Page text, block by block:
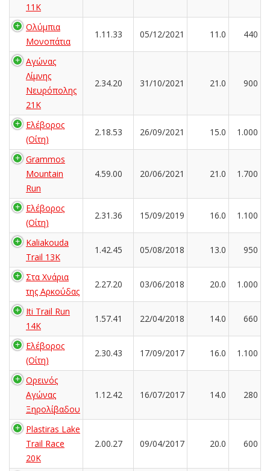
11K
Ολύμπια
Μονοπάτια
1.11.33 05/12/2021 11.0 440
Αγώνας
Λίμνης
Νευρόπολης
21Κ
2.34.20 31/10/2021 21.0 900
Ελέβορος
(Οίτη)
2.18.53 26/09/2021 15.0 1.000
Grammos
Mountain
Run
4.59.00 20/06/2021 21.0 1.700
Ελέβορος
(Οίτη)
2.31.36 15/09/2019 16.0 1.100
Kaliakouda
Trail 13K
1.42.45 05/08/2018 13.0 950
Στα Χνάρια
της Αρκούδας
2.27.20 03/06/2018 20.0 1.000
Iti Trail Run
14K
1.57.41 22/04/2018 14.0 660
Ελέβορος
(Οίτη)
2.30.43 17/09/2017 16.0 1.100
Ορεινός
Αγώνας
Ξηρολίβαδου
1.12.42 16/07/2017 14.0 280
Plastiras Lake
Trail Race
20K
2.00.27 09/04/2017 20.0 600